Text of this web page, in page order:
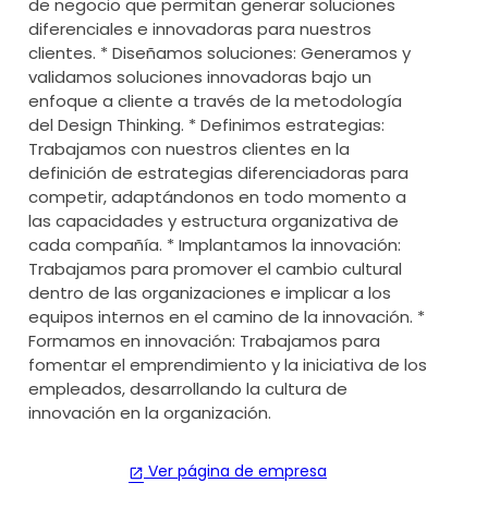
de negocio que permitan generar soluciones
diferenciales e innovadoras para nuestros
clientes. * Diseñamos soluciones: Generamos y
validamos soluciones innovadoras bajo un
enfoque a cliente a través de la metodología
del Design Thinking. * Definimos estrategias:
Trabajamos con nuestros clientes en la
definición de estrategias diferenciadoras para
competir, adaptándonos en todo momento a
las capacidades y estructura organizativa de
cada compañía. * Implantamos la innovación:
Trabajamos para promover el cambio cultural
dentro de las organizaciones e implicar a los
equipos internos en el camino de la innovación. *
Formamos en innovación: Trabajamos para
fomentar el emprendimiento y la iniciativa de los
empleados, desarrollando la cultura de
innovación en la organización.
open_in_new Ver página de empresa